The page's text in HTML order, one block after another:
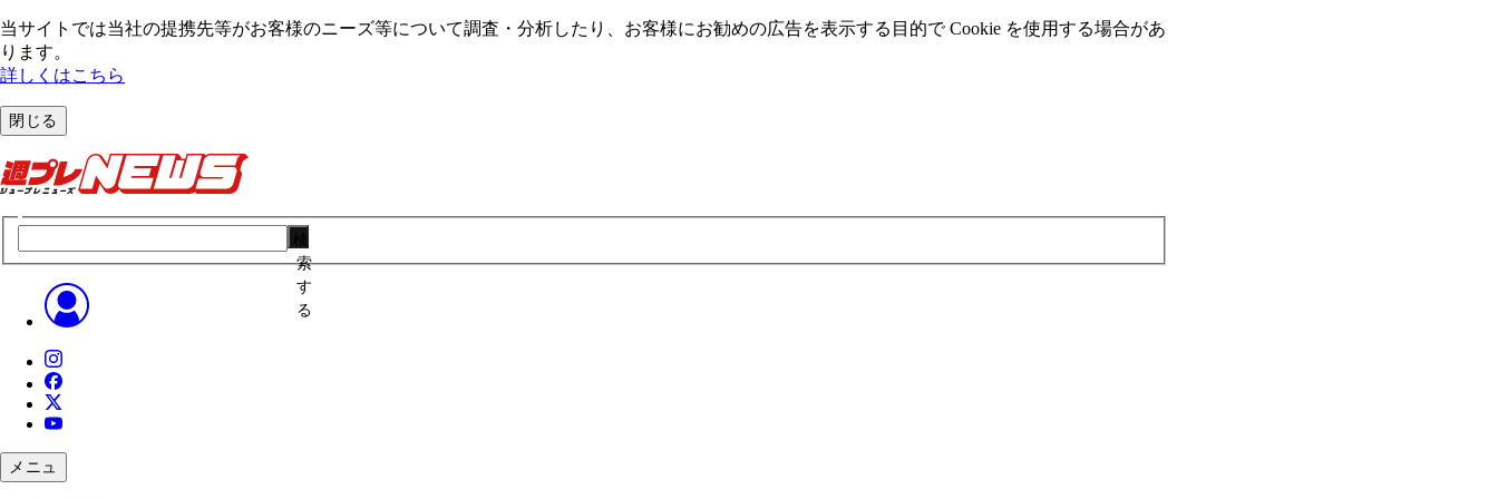
当サイトでは当社の提携先等がお客様のニーズ等について調査・分析したり、お客様にお勧めの広告を表⽰する⽬的で Cookie を使⽤する場合があ
ります。
詳しくはこちら
閉じる
索
す
る
メニュ